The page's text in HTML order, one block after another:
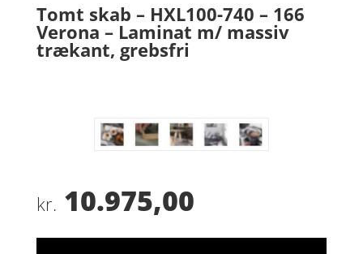
Tomt skab – HXL100-740 – 166
Verona – Laminat m/ massiv
trækant, grebsfri
kr. 10.975,00